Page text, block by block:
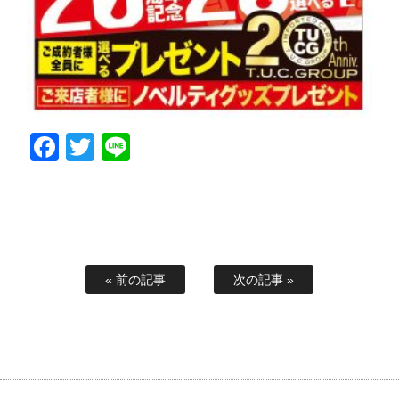
Facebook
Twitter
Line
« 前の記事 次の記事 »